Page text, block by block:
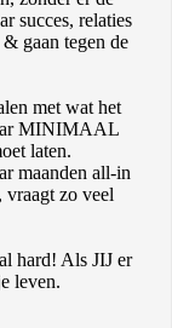
succes, relaties
gaan tegen de
met wat het
MINIMAAL
laten.
maanden all-in
vraagt zo veel
hard! Als JIJ er
leven.